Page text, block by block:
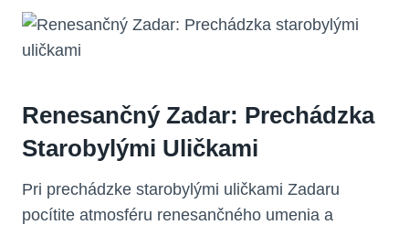
Renesančný Zadar: Prechádzka
Starobylými Uličkami
Pri prechádzke starobylými uličkami Zadaru
pocítite atmosféru renesančného umenia a